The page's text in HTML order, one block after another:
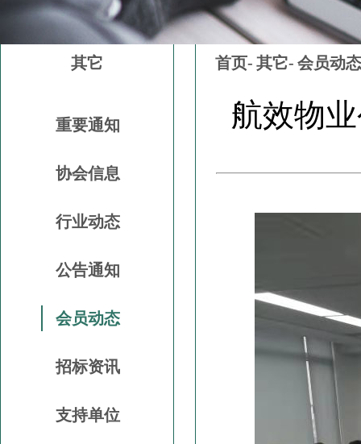
其它
重要通知
协会信息
行业动态
公告通知
会员动态
招标资讯
支持单位
首页- 其它- 会员动态
航效物